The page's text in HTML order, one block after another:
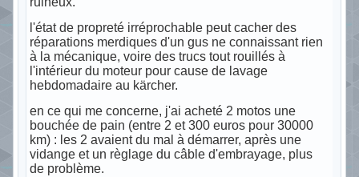
l'état de propreté irréprochable peut cacher des
réparations merdiques d'un gus ne connaissant rien
à la mécanique, voire des trucs tout rouillés à
l'intérieur du moteur pour cause de lavage
hebdomadaire au kärcher.
en ce qui me concerne, j'ai acheté 2 motos une
bouchée de pain (entre 2 et 300 euros pour 30000
km) : les 2 avaient du mal à démarrer, après une
vidange et un règlage du câble d'embrayage, plus
de problème.